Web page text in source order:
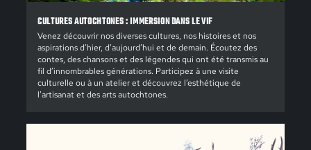
CULTURES AUTOCHTONES : IMMERSION DANS LE VIF
Venez découvrir nos diverses cultures, nos histoires et nos
aspirations d’hier, d’aujourd’hui et de demain. Écoutez des
contes, des chansons et des légendes qui ont été transmis au
fil d’innombrables générations. Participez à une visite
culturelle ou à un atelier et découvrez l’esthétique de
l’artisanat et des arts autochtones.